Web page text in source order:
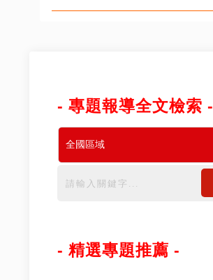
- 專題報導全文檢索 -
- 精選專題推薦 -